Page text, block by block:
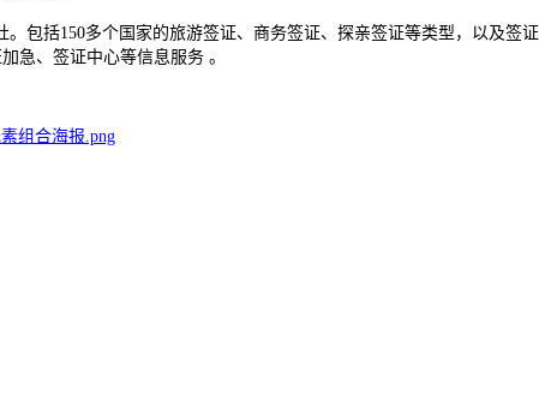
包括150多个国家的旅游签证、商务签证、探亲签证等类型，以及签证
急、签证中心等信息服务 。